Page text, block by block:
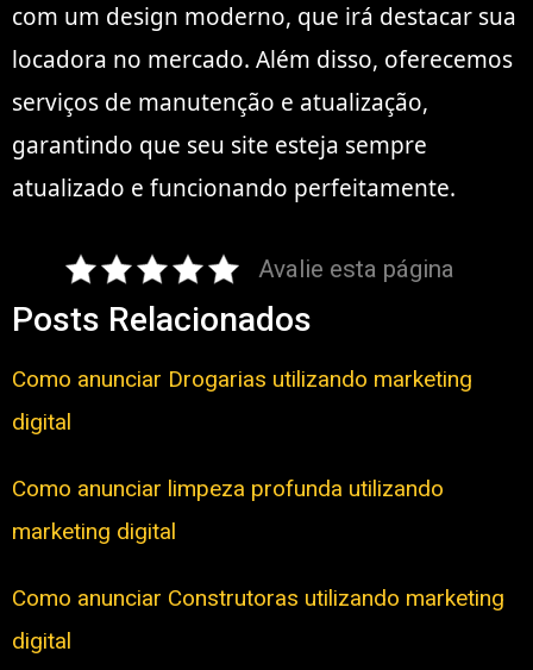
com um design moderno, que irá destacar sua
locadora no mercado. Além disso, oferecemos
serviços de manutenção e atualização,
garantindo que seu site esteja sempre
atualizado e funcionando perfeitamente.
Avalie esta página
Posts Relacionados
Como anunciar Drogarias utilizando marketing
digital
Como anunciar limpeza profunda utilizando
marketing digital
Como anunciar Construtoras utilizando marketing
digital